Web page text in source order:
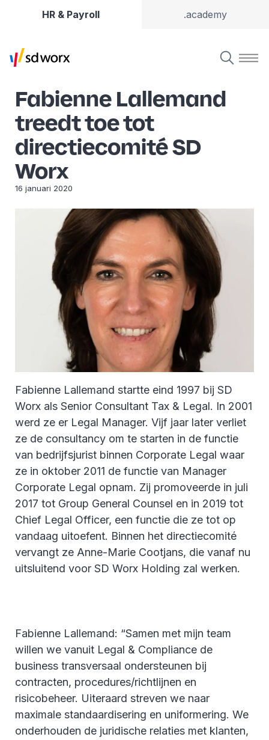
HR & Payroll .academy
Fabienne Lallemand
treedt toe tot
directiecomité SD
Worx
16 januari 2020
Fabienne Lallemand startte eind 1997 bij SD
Worx als Senior Consultant Tax & Legal. In 2001
werd ze er Legal Manager. Vijf jaar later verliet
ze de consultancy om te starten in de functie
van bedrijfsjurist binnen Corporate Legal waar
ze in oktober 2011 de functie van Manager
Corporate Legal opnam. Zij promoveerde in juli
2017 tot Group General Counsel en in 2019 tot
Chief Legal Officer, een functie die ze tot op
vandaag uitoefent. Binnen het directiecomité
vervangt ze Anne-Marie Cootjans, die vanaf nu
uitsluitend voor SD Worx Holding zal werken.
Fabienne Lallemand: “Samen met mijn team
willen we vanuit Legal & Compliance de
business transversaal ondersteunen bij
contracten, procedures/richtlijnen en
risicobeheer. Uiteraard streven we naar
maximale standaardisering en uniformering. We
onderhouden de juridische relaties met klanten,